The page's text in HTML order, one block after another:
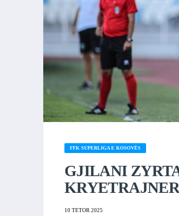
FFK SUPERLIGA E KOSOVËS
GJILANI
KRYETRAJNER
10 TETOR 2025